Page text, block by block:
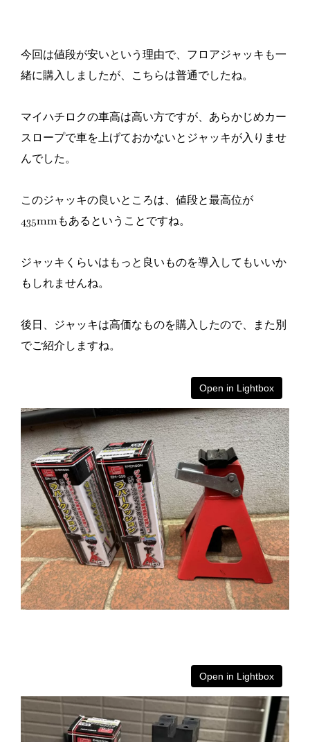
今回は値段が安いという理由で、フロアジャッキも一
緒に購入しましたが、こちらは普通でしたね。
マイハチロクの車高は高い方ですが、あらかじめカー
スロープで車を上げておかないとジャッキが入りませ
んでした。
このジャッキの良いところは、値段と最高位が
435mmもあるということですね。
ジャッキくらいはもっと良いものを導入してもいいか
もしれませんね。
後日、ジャッキは高価なものを購入したので、また別
でご紹介しますね。
Open in Lightbox
Open in Lightbox